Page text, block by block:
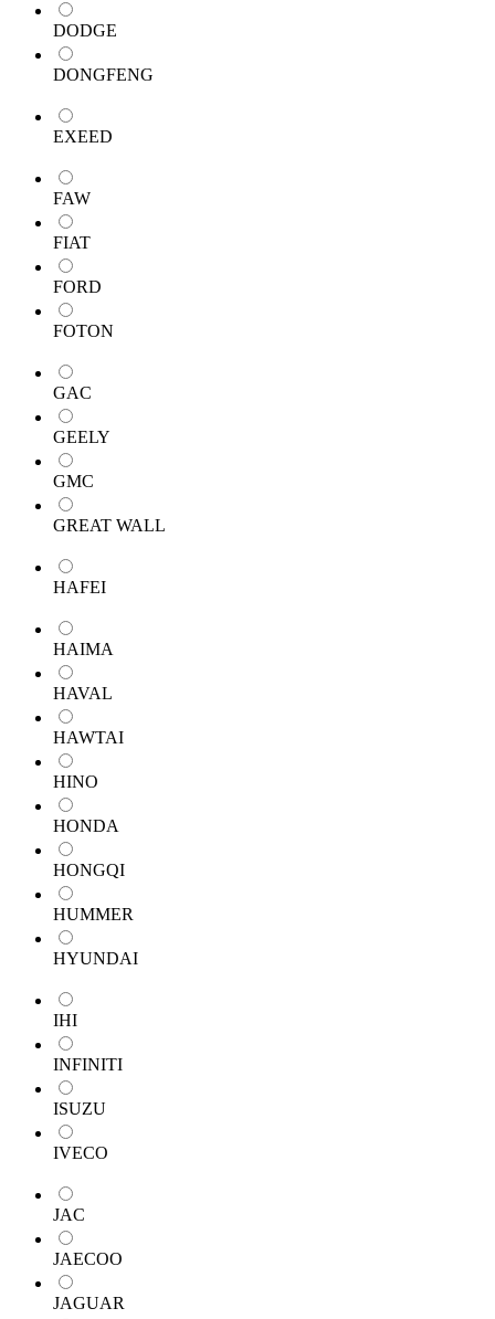
DODGE
DONGFENG
EXEED
FAW
FIAT
FORD
FOTON
GAC
GEELY
GMC
GREAT WALL
HAFEI
HAIMA
HAVAL
HAWTAI
HINO
HONDA
HONGQI
HUMMER
HYUNDAI
IHI
INFINITI
ISUZU
IVECO
JAC
JAECOO
JAGUAR